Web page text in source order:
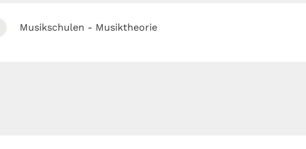
Musikschulen - Musiktheorie